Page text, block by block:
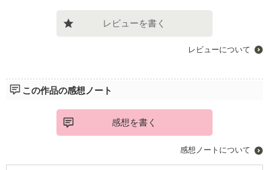
レビューを書く
レビューについて
この作品の感想ノート
感想を書く
感想ノートについて